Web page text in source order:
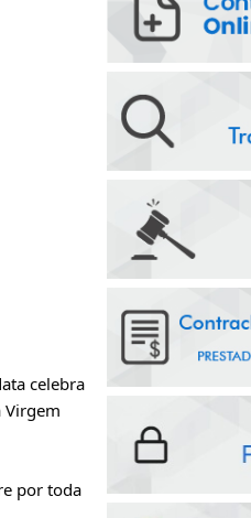
celebra
Virgem
por toda